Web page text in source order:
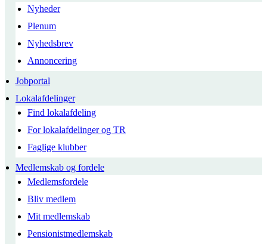
Nyheder
Plenum
Nyhedsbrev
Annoncering
Jobportal
Lokalafdelinger
Find lokalafdeling
For lokalafdelinger og TR
Faglige klubber
Medlemskab og fordele
Medlemsfordele
Bliv medlem
Mit medlemskab
Pensionistmedlemskab